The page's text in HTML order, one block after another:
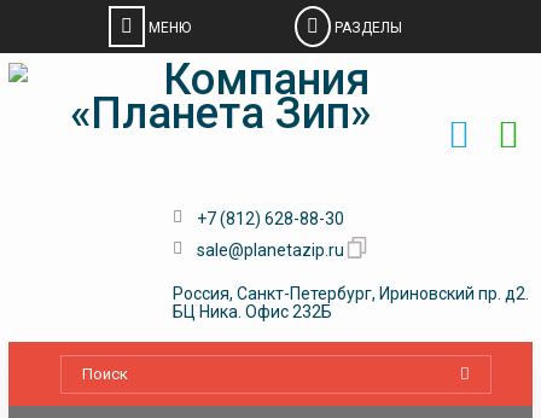
Skip
+7 (812) 628-88-30
sale@planetazip.ru
Россия, Санкт-Петербург, Ириновский пр. д2.
БЦ Ника. Офис 232Б